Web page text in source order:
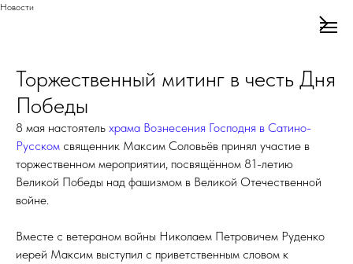
Новости
Торжественный митинг в честь Дня
Победы
8 мая настоятель храма Вознесения Господня в Сатино-
Русском священник Максим Соловьёв принял участие в
торжественном мероприятии, посвящённом 81-летию
Великой Победы над фашизмом в Великой Отечественной
войне.
Вместе с ветераном войны Николаем Петровичем Руденко
иерей Максим выступил с приветственным словом к